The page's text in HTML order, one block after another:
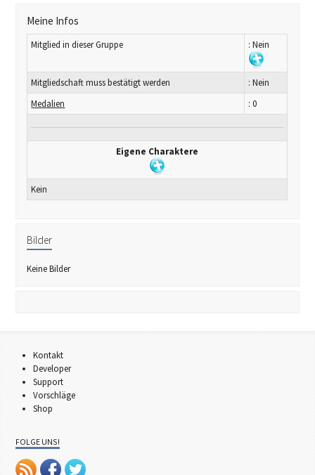
Meine Infos
Mitglied in dieser Gruppe : Nein
Mitgliedschaft muss bestätigt werden
: Nein
Medalien
: 0
Eigene Charaktere
Kein
Bilder
Keine Bilder
Kontakt
Developer
Support
Vorschläge
Shop
FOLGE UNS!